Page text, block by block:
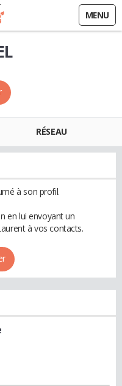
MENU
RÉSEAU
à son profil.
en lui envoyant un
à vos contacts.